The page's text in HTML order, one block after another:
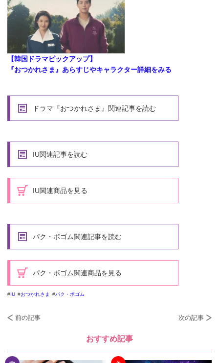
【韓国ドラマピックアップ】
『おつかれさま』あらすじやキャラクター詳細をみる
ドラマ『おつかれさま』関連記事を読む
IU関連記事を読む
IU関連商品を見る
パク・ボゴム関連記事を読む
パク・ボゴム関連商品を見る
IU おつかれさま パク・ボゴム
前の記事 次の記事
おすすめ記事